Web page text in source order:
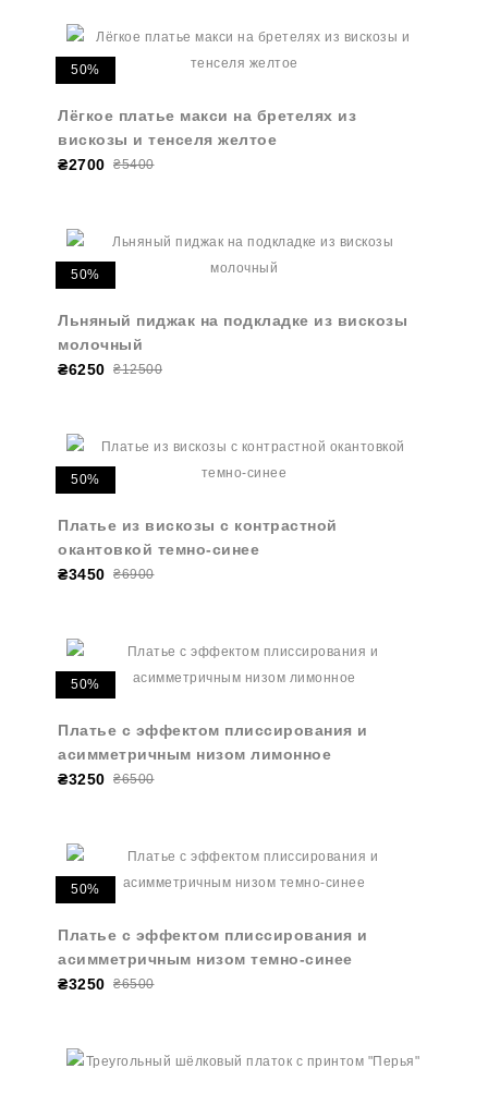
50%
Лёгкое платье макси на бретелях из
вискозы и тенселя желтое
₴2700 ₴5400
50%
Льняный пиджак на подкладке из вискозы
молочный
₴6250 ₴12500
50%
Платье из вискозы с контрастной
окантовкой темно-синее
₴3450 ₴6900
50%
Платье с эффектом плиссирования и
асимметричным низом лимонное
₴3250 ₴6500
50%
Платье с эффектом плиссирования и
асимметричным низом темно-синее
₴3250 ₴6500